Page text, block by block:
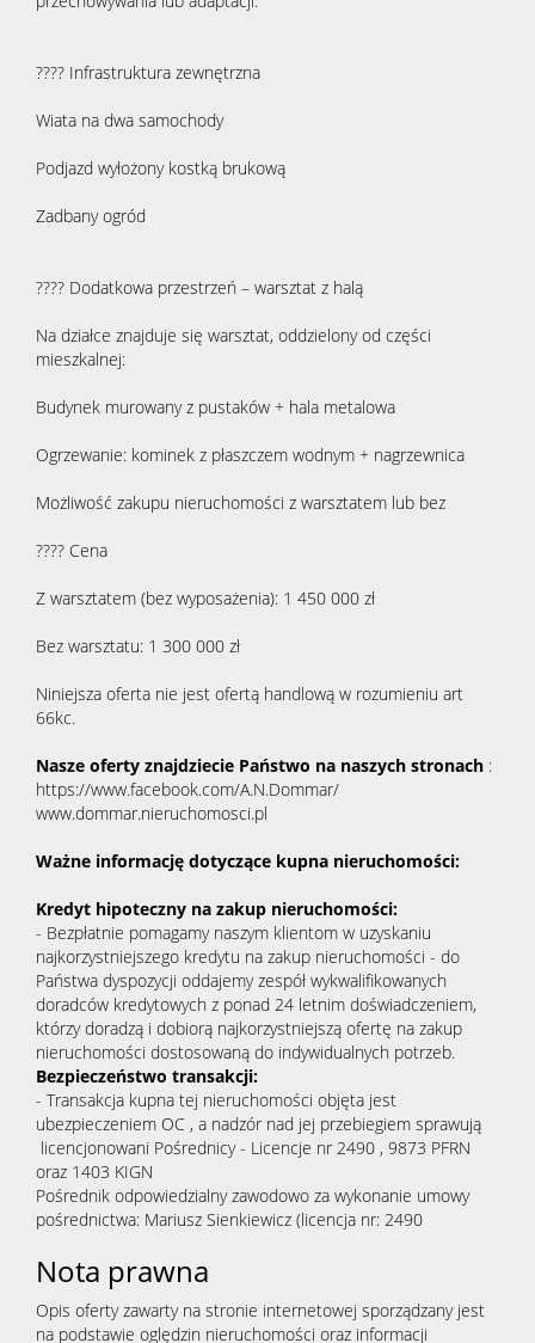
???? Infrastruktura zewnętrzna
Wiata na dwa samochody
Podjazd wyłożony kostką brukową
Zadbany ogród
???? Dodatkowa przestrzeń – warsztat z halą
Na działce znajduje się warsztat, oddzielony od części
mieszkalnej:
Budynek murowany z pustaków + hala metalowa
Ogrzewanie: kominek z płaszczem wodnym + nagrzewnica
Możliwość zakupu nieruchomości z warsztatem lub bez
???? Cena
Z warsztatem (bez wyposażenia): 1 450 000 zł
Bez warsztatu: 1 300 000 zł
Niniejsza oferta nie jest ofertą handlową w rozumieniu art
66kc.
Nasze oferty znajdziecie Państwo na naszych stronach :
https://www.facebook.com/A.N.Dommar/
www.dommar.nieruchomosci.pl
Ważne informację dotyczące kupna nieruchomości:
Kredyt hipoteczny na zakup nieruchomości:
- Bezpłatnie pomagamy naszym klientom w uzyskaniu
najkorzystniejszego kredytu na zakup nieruchomości - do
Państwa dyspozycji oddajemy zespół wykwalifikowanych
doradców kredytowych z ponad 24 letnim doświadczeniem,
którzy doradzą i dobiorą najkorzystniejszą ofertę na zakup
nieruchomości dostosowaną do indywidualnych potrzeb.
Bezpieczeństwo transakcji:
- Transakcja kupna tej nieruchomości objęta jest
ubezpieczeniem OC , a nadzór nad jej przebiegiem sprawują
licencjonowani Pośrednicy - Licencje nr 2490 , 9873 PFRN
oraz 1403 KIGN
Pośrednik odpowiedzialny zawodowo za wykonanie umowy
pośrednictwa: Mariusz Sienkiewicz (licencja nr: 2490
Nota prawna
Opis oferty zawarty na stronie internetowej sporządzany jest
na podstawie oględzin nieruchomości oraz informacji